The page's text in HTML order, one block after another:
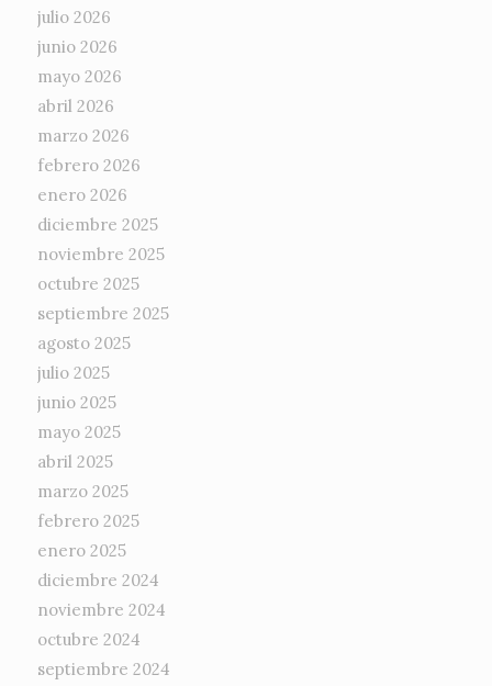
julio 2026
junio 2026
mayo 2026
abril 2026
marzo 2026
febrero 2026
enero 2026
diciembre 2025
noviembre 2025
octubre 2025
septiembre 2025
agosto 2025
julio 2025
junio 2025
mayo 2025
abril 2025
marzo 2025
febrero 2025
enero 2025
diciembre 2024
noviembre 2024
octubre 2024
septiembre 2024